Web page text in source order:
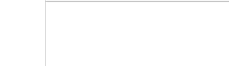
Полужирный
КурсивПодчеркнутый
ЗачеркнутыйВыравнивание